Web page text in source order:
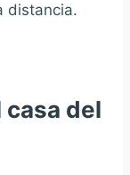
distancia.
del